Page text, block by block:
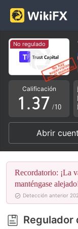
No regulado
Calificación
0
1
2
3
4
5
6
.
0
1
2
3
4
5
6
7
8
3
4
5
6
7
8
9
/10
Abrir
Recordatorio: ¡La
manténgase
Detección anterior
Regulador